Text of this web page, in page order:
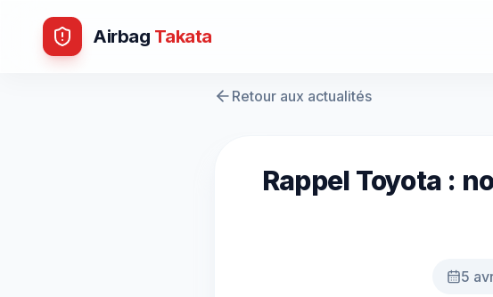
Airbag Takata
Retour aux actualités
Rappel Toyota :
5